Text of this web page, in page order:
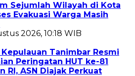
Sejumlah Wilayah di Kota
Evakuasi Warga Masih
2026, 10:18 WIB
Tanimbar Resmi
Peringatan HUT ke-81
RI, ASN Diajak Perkuat